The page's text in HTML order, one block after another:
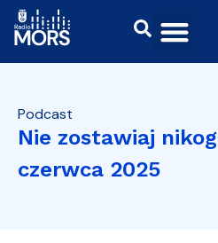
Podcast
Nie zostawiaj
czerwca 2025